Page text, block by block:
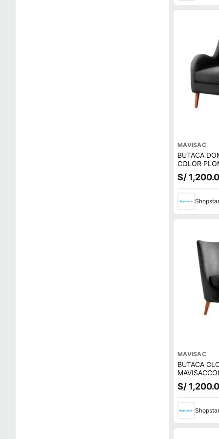
MAVISAC
BUTACA
COLOR
S/
Shopstar
MAVISAC
BUTACA
ULTRA
S/
Shopstar